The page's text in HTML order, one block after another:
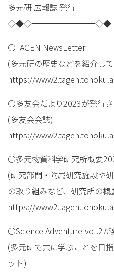
多元研 広報誌 発行
◇◆◇━━━━━━━━◇◆
〇TAGEN NewsLetter
(多元研の歴史などを紹介し
https://
〇多友会だより2023が発行さ
(多友会会誌)
https://
〇多元物質科学研究所概要
(研究部門・附属研究施設や
の取り組みなど、研究所の概
https://
〇Science Adventure-vol.2が
(多元研で共に学ぶことを目
ット)